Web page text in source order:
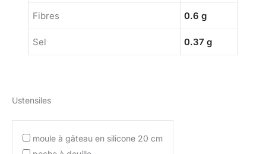
Fibres 0.6 g
Sel 0.37 g
Ustensiles
moule à gâteau en silicone 20 cm